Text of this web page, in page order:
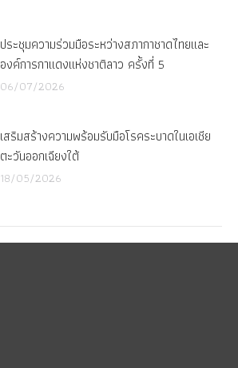
ประชุมความร่วมมือระหว่างสภากาชาดไทยและ
องค์การกาแดงแห่งชาติลาว ครั้งที่ 5
06/07/2026
เสริมสร้างความพร้อมรับมือโรคระบาดในเอเชีย
ตะวันออกเฉียงใต้
18/05/2026